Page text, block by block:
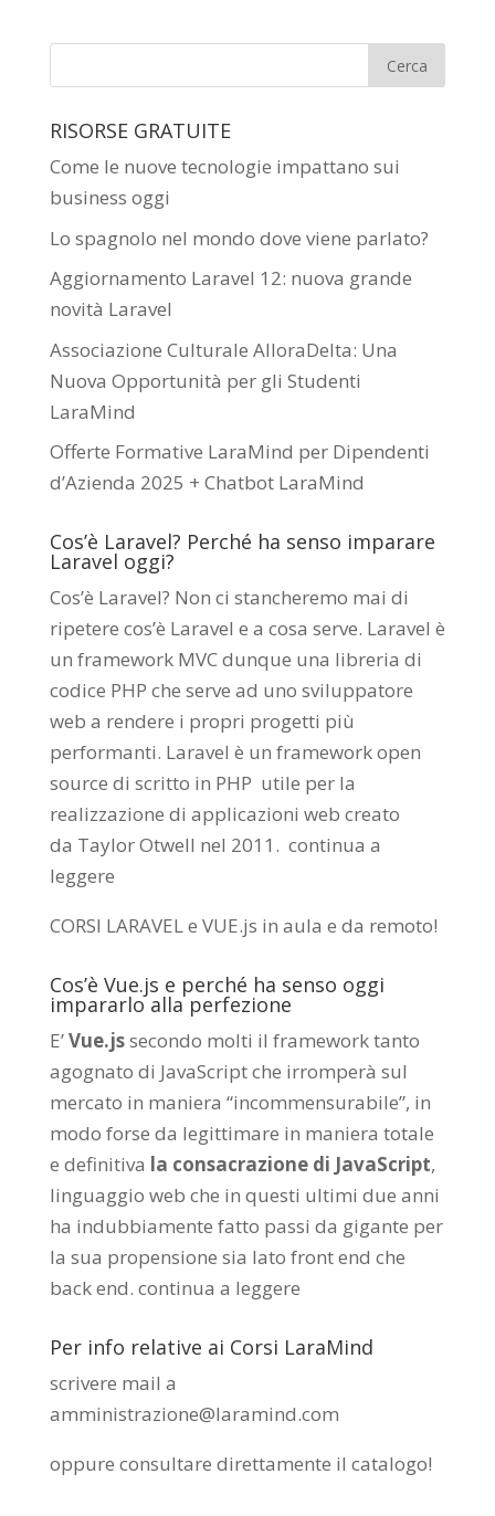
RISORSE GRATUITE
Come le nuove tecnologie impattano sui
business oggi
Lo spagnolo nel mondo dove viene parlato?
Aggiornamento Laravel 12: nuova grande
novità Laravel
Associazione Culturale AlloraDelta: Una
Nuova Opportunità per gli Studenti
LaraMind
Offerte Formative LaraMind per Dipendenti
d’Azienda 2025 + Chatbot LaraMind
Cos’è Laravel? Perché ha senso imparare
Laravel oggi?
Cos’è Laravel? Non ci stancheremo mai di
ripetere cos’è Laravel e a cosa serve. Laravel è
un framework MVC dunque una libreria di
codice PHP che serve ad uno sviluppatore
web a rendere i propri progetti più
performanti. Laravel è un framework open
source di scritto in PHP utile per la
realizzazione di applicazioni web creato
da Taylor Otwell nel 2011. continua a
leggere
CORSI LARAVEL e VUE.js in aula e da remoto!
Cos’è Vue.js e perché ha senso oggi
impararlo alla perfezione
E’Vue.jssecondo molti il framework tanto
agognato di JavaScript che irromperà sul
mercato in maniera “incommensurabile”, in
modo forse da legittimare in maniera totale
e definitiva la consacrazione di JavaScript,
linguaggio web che in questi ultimi due anni
ha indubbiamente fatto passi da gigante per
la sua propensione sia lato front end che
back end. continua a leggere
Per info relative ai Corsi LaraMind
scrivere mail a
amministrazione@laramind.com
oppure consultare direttamente il catalogo!